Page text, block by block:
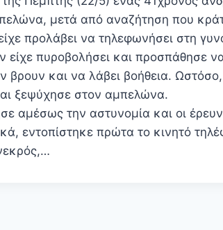
μετά από αναζήτηση που
προλάβει να τηλεφωνήσει στη
πυροβολήσει και προσπάθησε
και να λάβει βοήθεια.
ξεψύχησε στον αμπελώνα.
αμέσως την αστυνομία και οι
εντοπίστηκε πρώτα το κινητό